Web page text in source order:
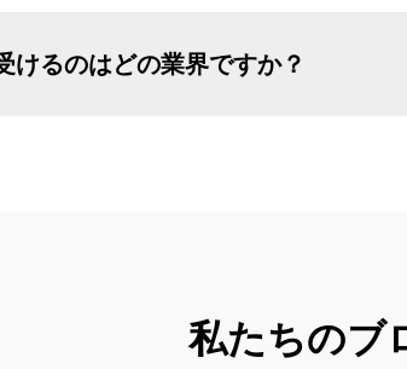
けるのはどの業界ですか？
私たちのブ